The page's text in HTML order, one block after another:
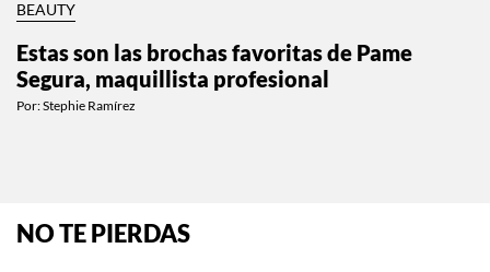
BEAUTY
Estas son las brochas favoritas de Pame
Segura, maquillista profesional
Por:Stephie Ramírez
NO TE PIERDAS